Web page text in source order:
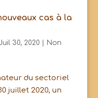
cas à la
30, 2020
Non
du sectoriel
juillet 2020, un